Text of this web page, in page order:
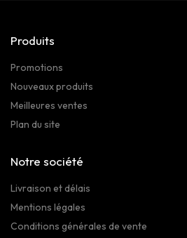
Produits
Promotions
Nouveaux produits
Meilleures ventes
Plan du site
Notre société
Livraison et délais
Mentions légales
Conditions générales de vente